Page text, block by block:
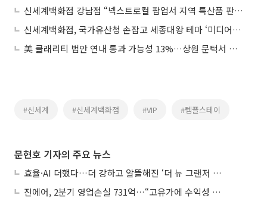
신세계백화점 강남점 “넥스트로컬 팝업서 지역 특산품 판매”
신세계백화점, 국가유산청 손잡고 세종대왕 테마 ‘미디어아트 공모전’ 연다
美 클래리티 법안 연내 통과 가능성 13%…상원 문턱서 제동
#신세계 #신세계백화점 #VIP #템플스테이
문현호 기자의 주요 뉴스
효율·AI 더했다…더 강하고 알뜰해진 ‘더 뉴 그랜저 하이브리드’
진에어, 2분기 영업손실 731억…“고유가에 수익성 악화”